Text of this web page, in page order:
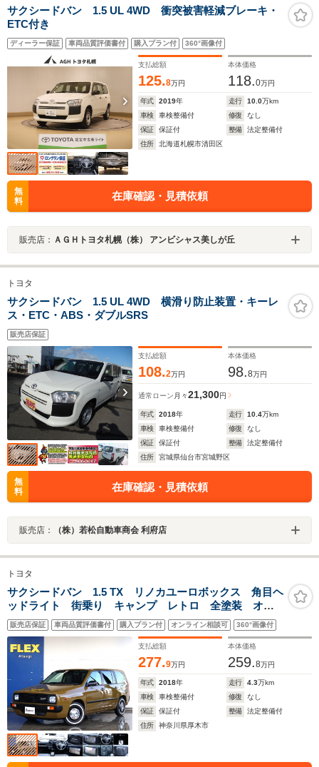
サクシードバン 1.5 UL 4WD 衝突被害軽減ブレーキ・
ETC付き
ディーラー保証 車両品質評価書付 購入プラン付 360°画像付
支払総額
125.8万円
本体価格
118.0万円
年式 2019年 走行 10.0万km
車検
車検整備付 修復
なし
保証
保証付 整備
法定整備付
住所
北海道札幌市清田区
無
料
在庫確認・見積依頼
販売店： ＡＧＨトヨタ札幌（株） アンビシャス美しが丘
トヨタ
サクシードバン 1.5 UL 4WD 横滑り防止装置・キーレ
ス・ETC・ABS・ダブルSRS
販売店保証
支払総額
108.2万円
本体価格
98.8万円
通常ローン 月々21,300円
年式 2018年 走行 10.4万km
車検
車検整備付 修復
なし
保証
保証付 整備
法定整備付
住所
宮城県仙台市宮城野区
無
料
在庫確認・見積依頼
販売店： （株）若松自動車商会 利府店
トヨタ
サクシードバン 1.5 TX リノカユーロボックス 角目ヘ
ッドライト 街乗り キャンプ レトロ 全塗装 オリ
ジナルカスタム
販売店保証 車両品質評価書付 購入プラン付 オンライン相談可 360°画像付
支払総額
277.9万円
本体価格
259.8万円
年式 2018年 走行 4.3万km
車検
車検整備付 修復
なし
保証
保証付 整備
法定整備付
住所
神奈川県厚木市